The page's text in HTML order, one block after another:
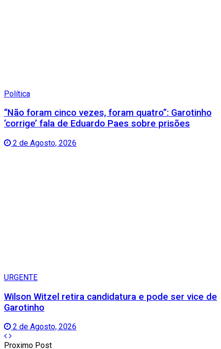
Política
“Não foram cinco vezes, foram quatro”: Garotinho
‘corrige’ fala de Eduardo Paes sobre prisões
2 de Agosto, 2026
URGENTE
Wilson Witzel retira candidatura e pode ser vice de
Garotinho
2 de Agosto, 2026
Proximo Post